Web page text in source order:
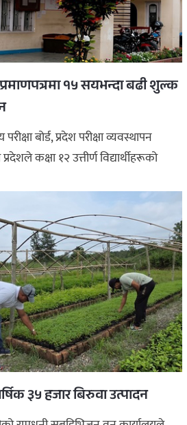
१५ सयभन्दा बढी शुल्क
परीक्षा बोर्ड, प्रदेश परीक्षा व्यवस्थापन
कक्षा १२ उत्तीर्ण विद्यार्थीहरूको
३५ हजार बिरुवा उत्पादन